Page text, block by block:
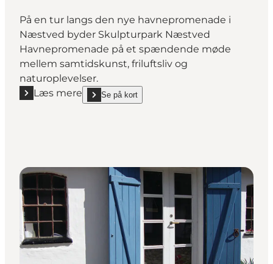
På en tur langs den nye havnepromenade i
Næstved byder Skulpturpark Næstved
Havnepromenade på et spændende møde
mellem samtidskunst, friluftsliv og
naturoplevelser.
Læs mere
Læs mere "Skulpturpark Næstved
Se på kort
show Skulpturpark Næstved Havnepromenade